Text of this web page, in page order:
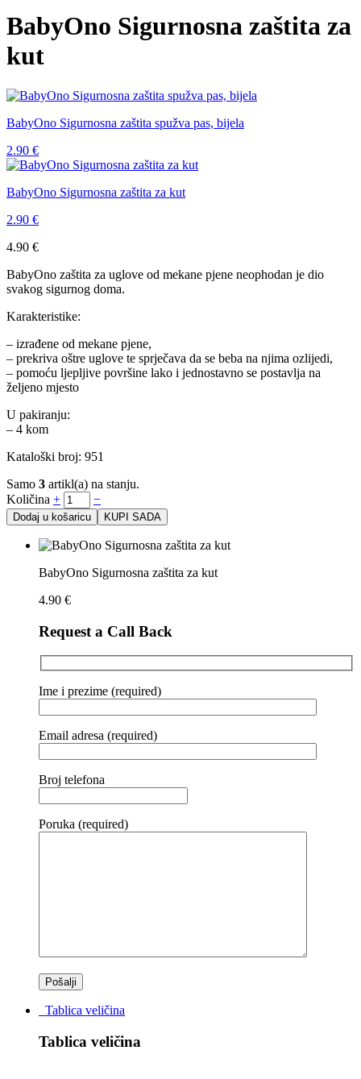
BabyOno Sigurnosna zaštita za
kut
BabyOno Sigurnosna zaštita spužva pas, bijela
2.90 €
BabyOno Sigurnosna zaštita za kut
2.90 €
4.90 €
BabyOno zaštita za uglove od mekane pjene neophodan je dio
svakog sigurnog doma.
Karakteristike:
– izrađene od mekane pjene,
– prekriva oštre uglove te sprječava da se beba na njima ozlijedi,
– pomoću ljepljive površine lako i jednostavno se postavlja na
željeno mjesto
U pakiranju:
– 4 kom
Kataloški broj: 951
Samo 3 artikl(a) na stanju.
Količina + −
Dodaj u košaricu KUPI SADA
BabyOno Sigurnosna zaštita za kut
4.90 €
Request a Call Back
Ime i prezime (required)
Email adresa (required)
Broj telefona
Poruka (required)
Tablica veličina
Tablica veličina